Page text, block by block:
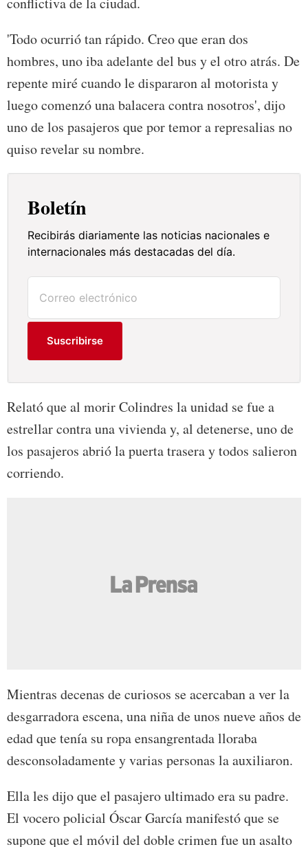
'Todo ocurrió tan rápido. Creo que eran dos
hombres, uno iba adelante del bus y el otro atrás. De
repente miré cuando le dispararon al motorista y
luego comenzó una balacera contra nosotros', dijo
uno de los pasajeros que por temor a represalias no
quiso revelar su nombre.
Boletín
Recibirás diariamente las noticias nacionales e
internacionales más destacadas del día.
Suscribirse
Relató que al morir Colindres la unidad se fue a
estrellar contra una vivienda y, al detenerse, uno de
los pasajeros abrió la puerta trasera y todos salieron
corriendo.
Mientras decenas de curiosos se acercaban a ver la
desgarradora escena, una niña de unos nueve años de
edad que tenía su ropa ensangrentada lloraba
desconsoladamente y varias personas la auxiliaron.
Ella les dijo que el pasajero ultimado era su padre.
El vocero policial Óscar García manifestó que se
supone que el móvil del doble crimen fue un asalto